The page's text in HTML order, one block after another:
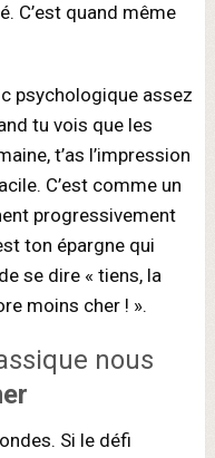
C’est quand même
psychologique assez
tu vois que les
t’as l’impression
C’est comme un
progressivement
ton épargne qui
se dire « tiens, la
moins cher ! ».
nous
Si le défi